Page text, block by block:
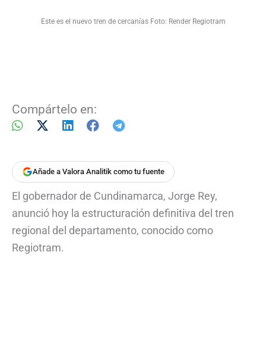
Este es el nuevo tren de cercanías Foto: Render Regiotram
Compártelo en:
Añade a Valora Analitik como tu fuente
El gobernador de Cundinamarca, Jorge Rey,
anunció hoy la estructuración definitiva del tren
regional del departamento, conocido como
Regiotram.